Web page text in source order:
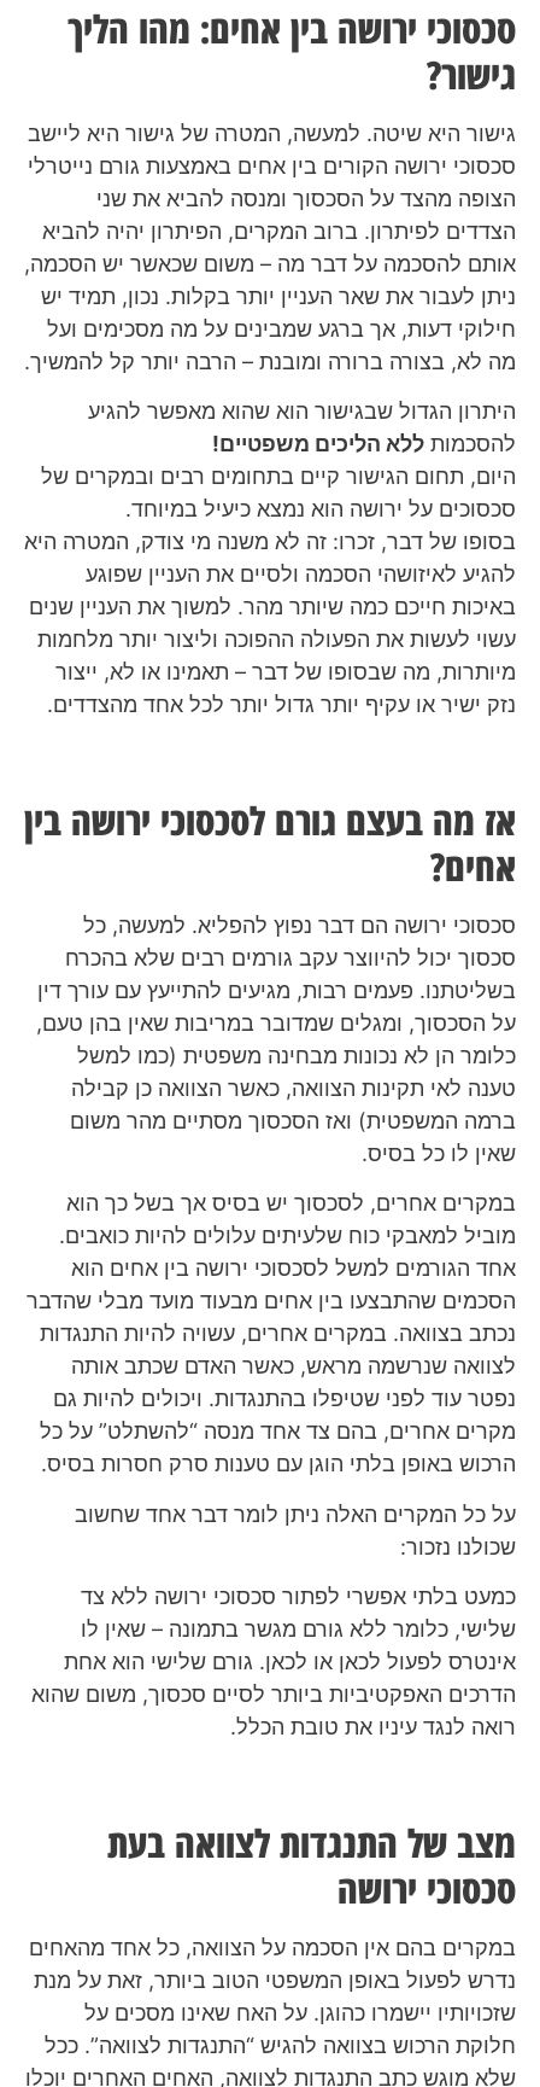
סכסוכי ירושה בין אחים: מהו הליך
גישור?
גישור היא שיטה. למעשה, המטרה של גישור היא ליישב
סכסוכי ירושה הקורים בין אחים באמצעות גורם נייטרלי
הצופה מהצד על הסכסוך ומנסה להביא את שני
הצדדים לפיתרון. ברוב המקרים, הפיתרון יהיה להביא
אותם להסכמה על דבר מה – משום שכאשר יש הסכמה,
ניתן לעבור את שאר העניין יותר בקלות. נכון, תמיד יש
חילוקי דעות, אך ברגע שמבינים על מה מסכימים ועל
מה לא, בצורה ברורה ומובנת – הרבה יותר קל להמשיך.
היתרון הגדול שבגישור הוא שהוא מאפשר להגיע
להסכמות ללא הליכים משפטיים!
היום, תחום הגישור קיים בתחומים רבים ובמקרים של
סכסוכים על ירושה הוא נמצא כיעיל במיוחד.
בסופו של דבר, זכרו: זה לא משנה מי צודק, המטרה היא
להגיע לאיזושהי הסכמה ולסיים את העניין שפוגע
באיכות חייכם כמה שיותר מהר. למשוך את העניין שנים
עשוי לעשות את הפעולה ההפוכה וליצור יותר מלחמות
מיותרות, מה שבסופו של דבר – תאמינו או לא, ייצור
נזק ישיר או עקיף יותר גדול יותר לכל אחד מהצדדים.
אז מה בעצם גורם לסכסוכי ירושה בין
אחים?
סכסוכי ירושה הם דבר נפוץ להפליא. למעשה, כל
סכסוך יכול להיווצר עקב גורמים רבים שלא בהכרח
בשליטתנו. פעמים רבות, מגיעים להתייעץ עם עורך דין
על הסכסוך, ומגלים שמדובר במריבות שאין בהן טעם,
כלומר הן לא נכונות מבחינה משפטית (כמו למשל
טענה לאי תקינות הצוואה, כאשר הצוואה כן קבילה
ברמה המשפטית) ואז הסכסוך מסתיים מהר משום
שאין לו כל בסיס.
במקרים אחרים, לסכסוך יש בסיס אך בשל כך הוא
מוביל למאבקי כוח שלעיתים עלולים להיות כואבים.
אחד הגורמים למשל לסכסוכי ירושה בין אחים הוא
הסכמים שהתבצעו בין אחים מבעוד מועד מבלי שהדבר
נכתב בצוואה. במקרים אחרים, עשויה להיות התנגדות
לצוואה שנרשמה מראש, כאשר האדם שכתב אותה
נפטר עוד לפני שטיפלו בהתנגדות. ויכולים להיות גם
מקרים אחרים, בהם צד אחד מנסה “להשתלט” על כל
הרכוש באופן בלתי הוגן עם טענות סרק חסרות בסיס.
על כל המקרים האלה ניתן לומר דבר אחד שחשוב
שכולנו נזכור:
כמעט בלתי אפשרי לפתור סכסוכי ירושה ללא צד
שלישי, כלומר ללא גורם מגשר בתמונה – שאין לו
אינטרס לפעול לכאן או לכאן. גורם שלישי הוא אחת
הדרכים האפקטיביות ביותר לסיים סכסוך, משום שהוא
רואה לנגד עיניו את טובת הכלל.
מצב של התנגדות לצוואה בעת
סכסוכי ירושה
במקרים בהם אין הסכמה על הצוואה, כל אחד מהאחים
נדרש לפעול באופן המשפטי הטוב ביותר, זאת על מנת
שזכויותיו יישמרו כהוגן. על האח שאינו מסכים על
חלוקת הרכוש בצוואה להגיש “התנגדות לצוואה”. ככל
שלא מוגש כתב התנגדות לצוואה, האחים האחרים יוכלו